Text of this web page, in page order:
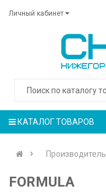
Личный кабинет
КАТАЛОГ ТОВАРОВ
Производитель
FORMULA